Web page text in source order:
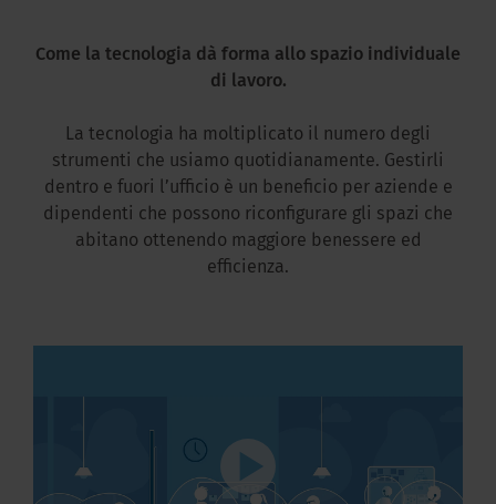
Come la tecnologia dà forma allo spazio individuale
di lavoro.
La tecnologia ha moltiplicato il numero degli
strumenti che usiamo quotidianamente. Gestirli
dentro e fuori l’ufficio è un beneficio per aziende e
dipendenti che possono riconfigurare gli spazi che
abitano ottenendo maggiore benessere ed
efficienza.